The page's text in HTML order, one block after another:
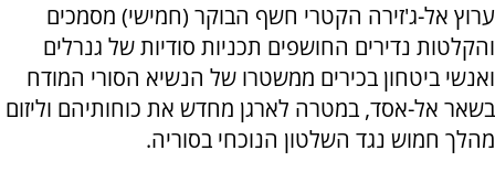
ערוץ אל-ג'זירה הקטרי חשף הבוקר (חמישי) מסמכים
והקלטות נדירים החושפים תכניות סודיות של גנרלים
ואנשי ביטחון בכירים ממשטרו של הנשיא הסורי המודח
בשאר אל-אסד, במטרה לארגן מחדש את כוחותיהם וליזום
מהלך חמוש נגד השלטון הנוכחי בסוריה.